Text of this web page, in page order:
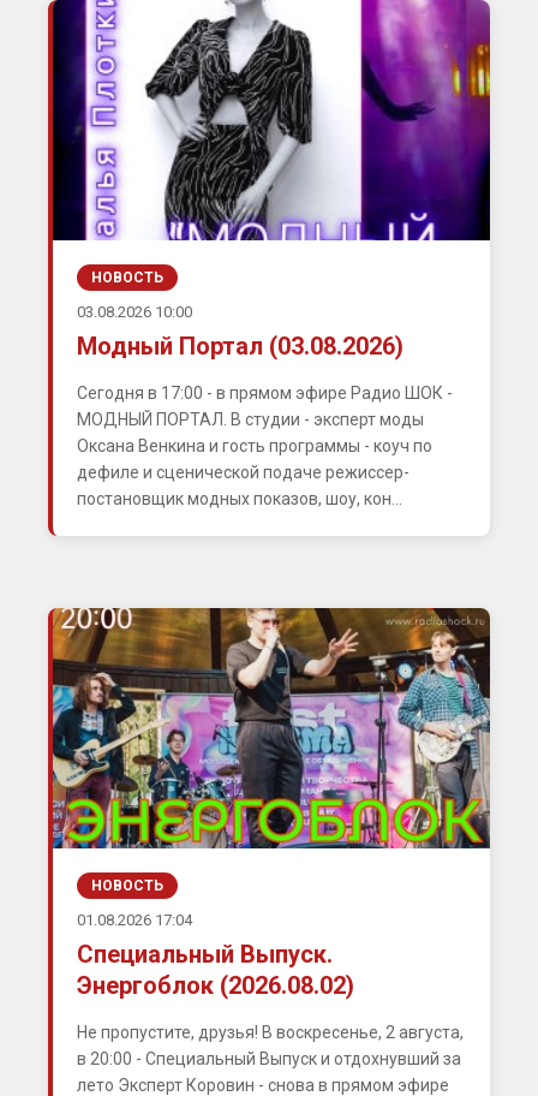
НОВОСТЬ
03.08.2026 10:00
Модный Портал (03.08.2026)
Сегодня в 17:00 - в прямом эфире Радио ШОК -
МОДНЫЙ ПОРТАЛ. В студии - эксперт моды
Оксана Венкина и гость программы - коуч по
дефиле и сценической подаче режиссер-
постановщик модных показов, шоу, кон...
НОВОСТЬ
01.08.2026 17:04
Специальный Выпуск.
Энергоблок (2026.08.02)
Не пропустите, друзья! В воскресенье, 2 августа,
в 20:00 - Специальный Выпуск и отдохнувший за
лето Эксперт Коровин - снова в прямом эфире